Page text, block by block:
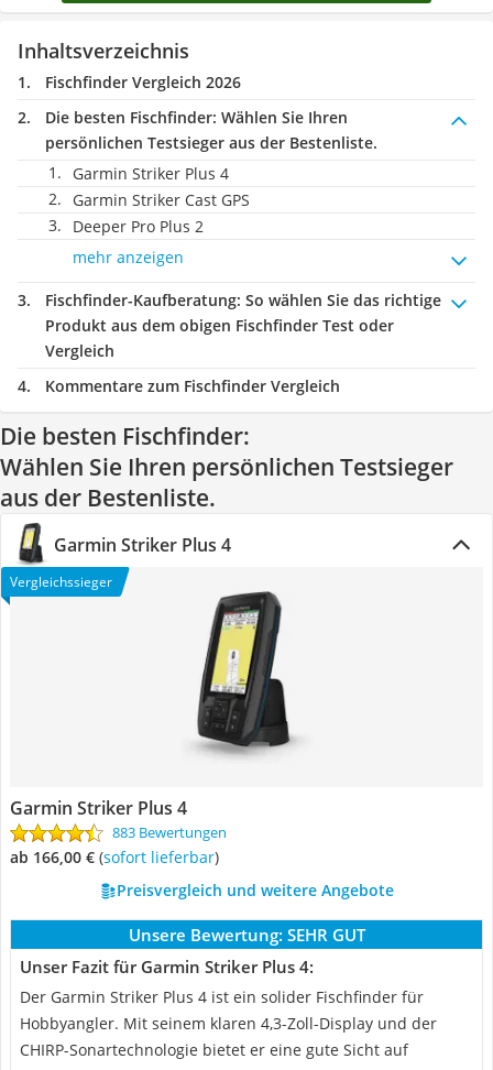
Inhaltsverzeichnis
Fischfinder Vergleich 2026
Die besten Fischfinder: Wählen Sie Ihren
persönlichen Testsieger aus der Bestenliste.
Garmin Striker Plus 4
Garmin Striker Cast GPS
Deeper Pro Plus 2
mehr anzeigen
Fischfinder-Kaufberatung: So wählen Sie das richtige
Produkt aus dem obigen Fischfinder Test oder
Vergleich
Kommentare zum Fischfinder Vergleich
Die besten Fischfinder:
Wählen Sie Ihren persönlichen Testsieger
aus der Bestenliste.
Garmin Striker Plus 4
Vergleichssieger
Garmin Striker Plus 4
883 Bewertungen
ab 166,00 € ( Sofort lieferbar)
Preisvergleich und weitere Angebote
Unsere Bewertung: SEHR GUT
Unser Fazit für Garmin Striker Plus 4:
Der Garmin Striker Plus 4 ist ein solider Fischfinder für
Hobbyangler. Mit seinem klaren 4,3-Zoll-Display und der
CHIRP-Sonartechnologie bietet er eine gute Sicht auf